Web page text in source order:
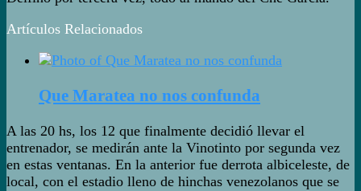
Artículos Relacionados
Que Maratea no nos confunda
A las 20 hs, los 12 que finalmente decidió llevar el
entrenador, se medirán ante la Vinotinto por segunda vez
en estas ventanas. En la anterior fue derrota albiceleste, de
local, con el estadio lleno de hinchas venezolanos que se